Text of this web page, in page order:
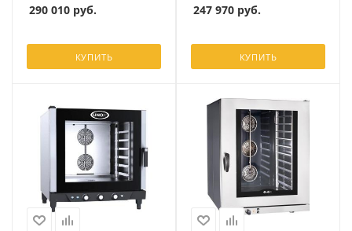
290 010 руб.
КУПИТЬ
247 970 руб.
КУПИТЬ